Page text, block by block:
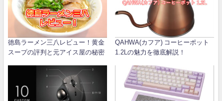
徳島ラーメン三八レビュー！黄金
スープの評判と元アイス屋の秘密
QAHWA(カフア) コーヒーポット
1.2Lの魅力を徹底解説！